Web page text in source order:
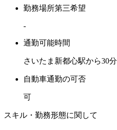
勤務場所第三希望
-
通勤可能時間
さいたま新都心駅から30分
自動車通勤の可否
可
スキル・勤務形態に関して